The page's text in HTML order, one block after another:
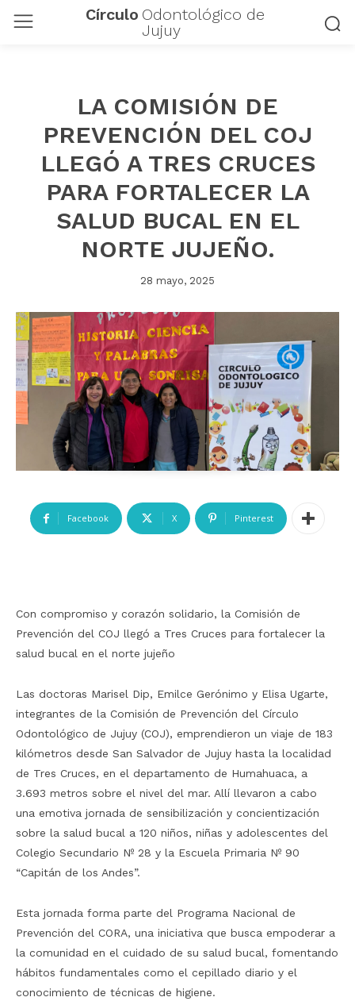
Círculo Odontológico de
Jujuy
LA COMISIÓN DE
PREVENCIÓN DEL COJ
LLEGÓ A TRES CRUCES
PARA FORTALECER LA
SALUD BUCAL EN EL
NORTE JUJEÑO.
28 mayo, 2025
Facebook X Pinterest
Con compromiso y corazón solidario, la Comisión de
Prevención del COJ llegó a Tres Cruces para fortalecer la
salud bucal en el norte jujeño
Las doctoras Marisel Dip, Emilce Gerónimo y Elisa Ugarte,
integrantes de la Comisión de Prevención del Círculo
Odontológico de Jujuy (COJ), emprendieron un viaje de 183
kilómetros desde San Salvador de Jujuy hasta la localidad
de Tres Cruces, en el departamento de Humahuaca, a
3.693 metros sobre el nivel del mar. Allí llevaron a cabo
una emotiva jornada de sensibilización y concientización
sobre la salud bucal a 120 niños, niñas y adolescentes del
Colegio Secundario Nº 28 y la Escuela Primaria Nº 90
“Capitán de los Andes”.
Esta jornada forma parte del Programa Nacional de
Prevención del CORA, una iniciativa que busca empoderar a
la comunidad en el cuidado de su salud bucal, fomentando
hábitos fundamentales como el cepillado diario y el
conocimiento de técnicas de higiene.